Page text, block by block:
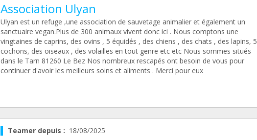
Association Ulyan
Ulyan est un refuge ,une association de sauvetage animalier et également un
sanctuaire vegan.Plus de 300 animaux vivent donc ici . Nous comptons une
vingtaines de caprins, des ovins , 5 équidés , des chiens , des chats , des lapins, 5
cochons, des oiseaux , des volailles en tout genre etc etc Nous sommes situés
dans le Tarn 81260 Le Bez Nos nombreux rescapés ont besoin de vous pour
continuer d'avoir les meilleurs soins et aliments . Merci pour eux
Teamer depuis : 18/08/2025